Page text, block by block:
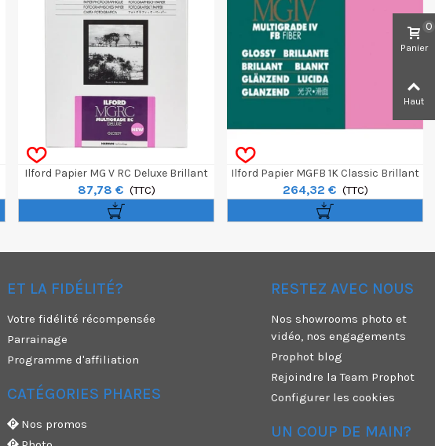
Ilford Papier MG V RC Deluxe Brillant
40,6 X 50,8 Cm 10 Feuilles
87,78 € (TTC)
Ilford Papier MGFB 1K Classic Brillant
Ton Neutre 30,5x40,6cm 50 F
264,32 € (TTC)
ET LA FIDÉLITÉ?
Votre fidélité récompensée
Parrainage
Programme d'affiliation
CATÉGORIES PHARES
Nos promos
RESTEZ AVEC NOUS
Nos showrooms photo et
vidéo, nos engagements
Prophot blog
Rejoindre la Team Prophot
Configurer les cookies
UN COUP DE MAIN?
Panier
0
Haut